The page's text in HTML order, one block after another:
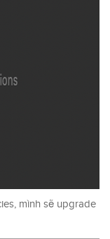
mình sẽ upgrade